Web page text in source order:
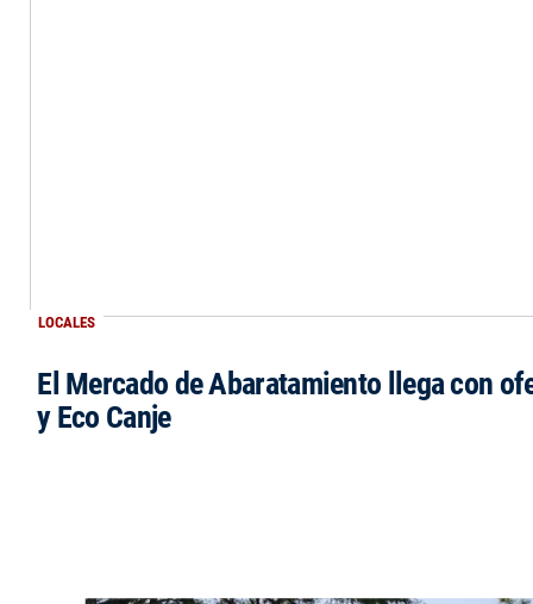
LOCALES
El Mercado de Abaratamiento llega con
y Eco Canje